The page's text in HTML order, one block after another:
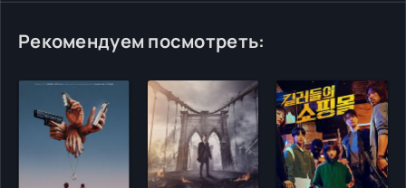
Рекомендуем посмотреть: